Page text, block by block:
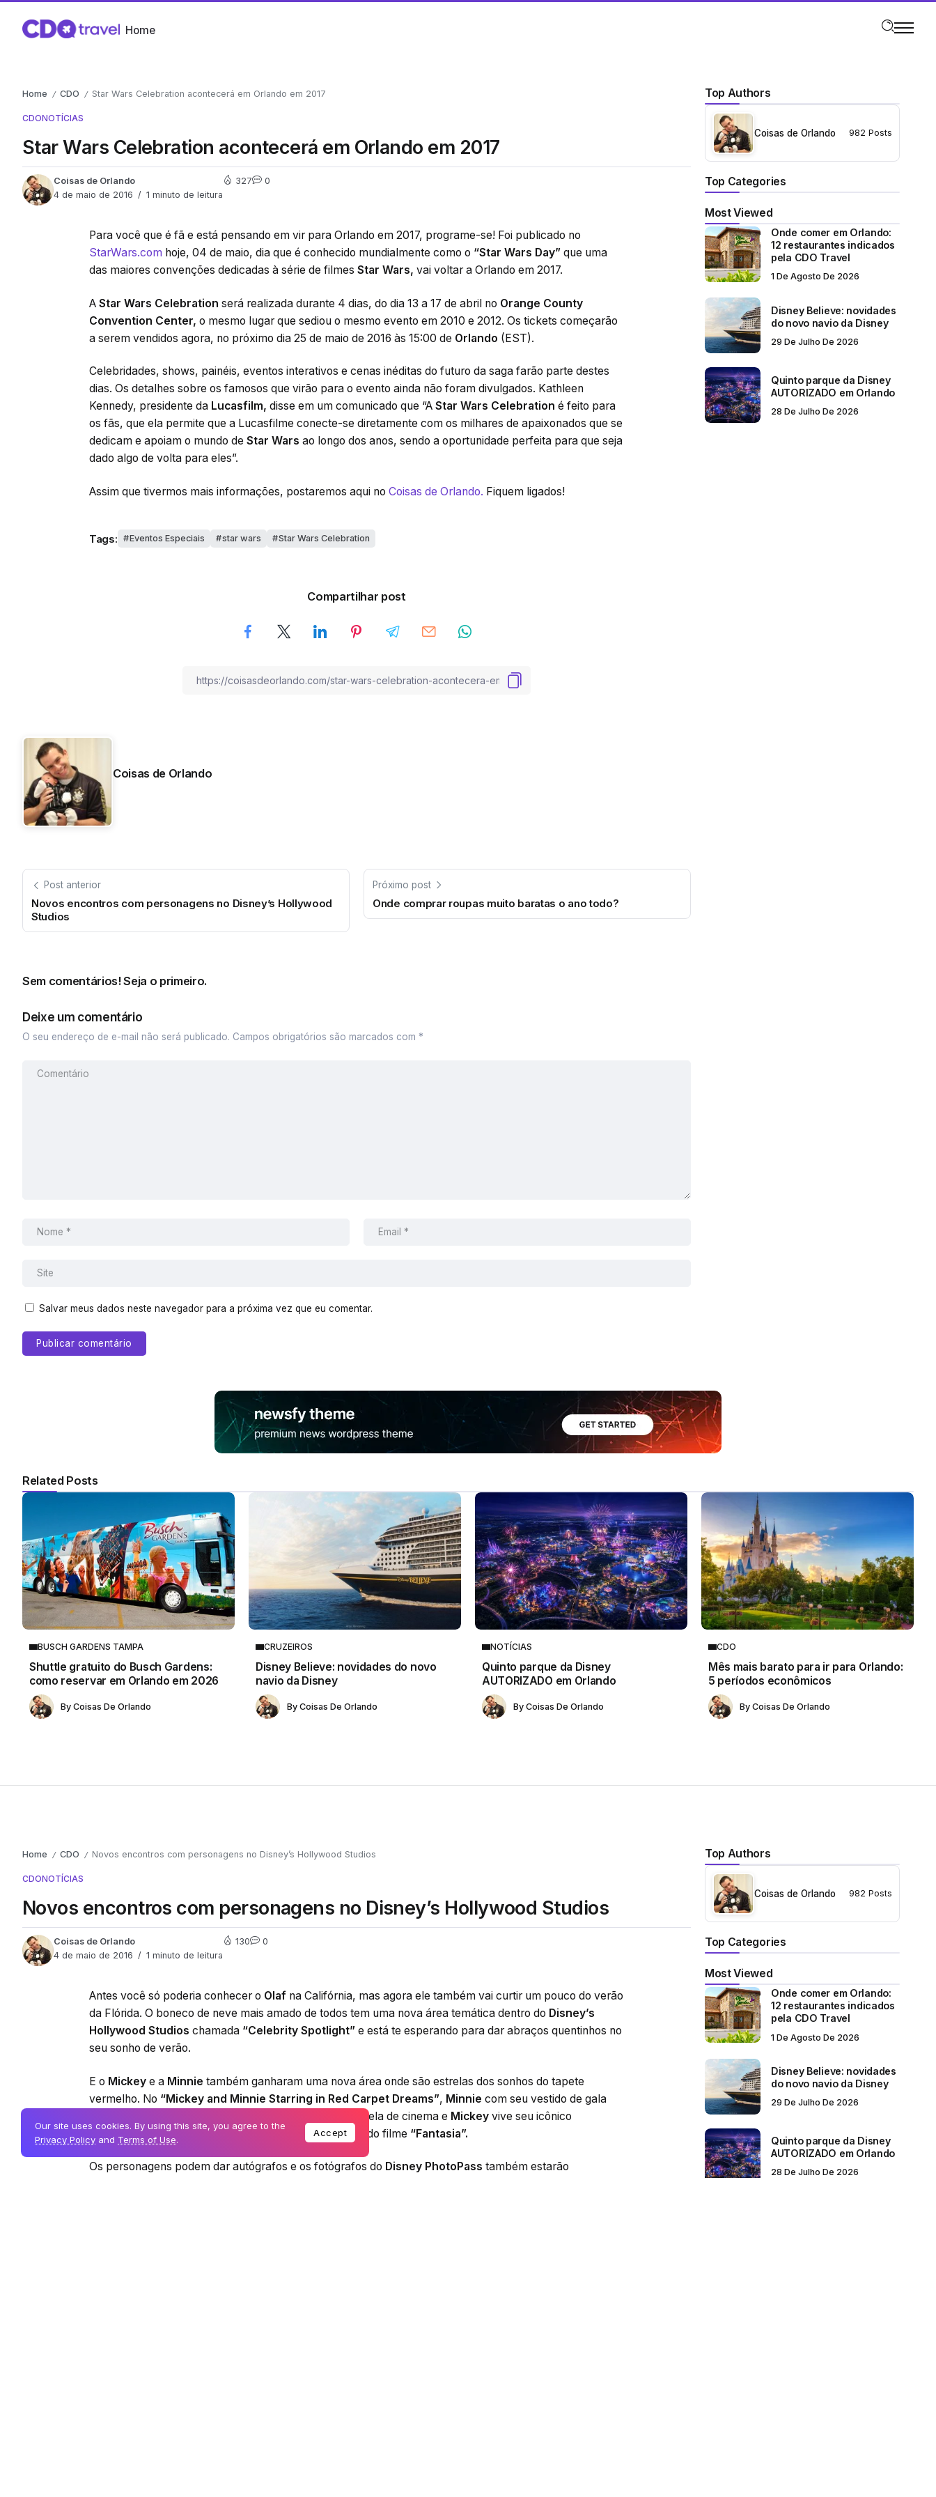
Home
Home / CDO / Star Wars Celebration acontecerá em Orlando em 2017
CDONOTÍCIAS
Star Wars Celebration acontecerá em Orlando em 2017
Coisas de Orlando
4 de maio de 2016
1 minuto de leitura
327 0
Para você que é fã e está pensando em vir para Orlando em 2017, programe-se! Foi publicado no
StarWars.com hoje, 04 de maio, dia que é conhecido mundialmente como o “Star Wars Day” que uma
das maiores convenções dedicadas à série de filmes Star Wars, vai voltar a Orlando em 2017.
A Star Wars Celebration será realizada durante 4 dias, do dia 13 a 17 de abril no Orange County
Convention Center, o mesmo lugar que sediou o mesmo evento em 2010 e 2012. Os tickets começarão
a serem vendidos agora, no próximo dia 25 de maio de 2016 às 15:00 de Orlando (EST).
Celebridades, shows, painéis, eventos interativos e cenas inéditas do futuro da saga farão parte destes
dias. Os detalhes sobre os famosos que virão para o evento ainda não foram divulgados. Kathleen
Kennedy, presidente da Lucasfilm, disse em um comunicado que “A Star Wars Celebration é feito para
os fãs, que ela permite que a Lucasfilme conecte-se diretamente com os milhares de apaixonados que se
dedicam e apoiam o mundo de Star Wars ao longo dos anos, sendo a oportunidade perfeita para que seja
dado algo de volta para eles”.
Assim que tivermos mais informações, postaremos aqui no Coisas de Orlando. Fiquem ligados!
Tags: Eventos Especiais star wars Star Wars Celebration
Compartilhar post
Coisas de Orlando
Post anterior
Novos encontros com personagens no Disney’s Hollywood
Studios
Próximo post
Onde comprar roupas muito baratas o ano todo?
Sem comentários! Seja o primeiro.
Deixe um comentário
O seu endereço de e-mail não será publicado. Campos obrigatórios são marcados com *
Salvar meus dados neste navegador para a próxima vez que eu comentar.
Top Authors
Coisas de Orlando 982 Posts
Top Categories
Most Viewed
Onde comer em Orlando:
12 restaurantes indicados
pela CDO Travel
1 De Agosto De 2026
Disney Believe: novidades
do novo navio da Disney
29 De Julho De 2026
Quinto parque da Disney
AUTORIZADO em Orlando
28 De Julho De 2026
Related Posts
BUSCH GARDENS TAMPA
Shuttle gratuito do Busch Gardens:
como reservar em Orlando em 2026
By Coisas De Orlando
CRUZEIROS
Disney Believe: novidades do novo
navio da Disney
By Coisas De Orlando
NOTÍCIAS
Quinto parque da Disney
AUTORIZADO em Orlando
By Coisas De Orlando
CDO
Mês mais barato para ir para Orlando:
5 períodos econômicos
By Coisas De Orlando
Home / CDO / Novos encontros com personagens no Disney’s Hollywood Studios
CDONOTÍCIAS
Novos encontros com personagens no Disney’s Hollywood Studios
Coisas de Orlando
4 de maio de 2016
1 minuto de leitura
130 0
Antes você só poderia conhecer o Olaf na Califórnia, mas agora ele também vai curtir um pouco do verão
da Flórida. O boneco de neve mais amado de todos tem uma nova área temática dentro do Disney’s
Hollywood Studios chamada “Celebrity Spotlight” e está te esperando para dar abraços quentinhos no
seu sonho de verão.
E o Mickey e a Minnie também ganharam uma nova área onde são estrelas dos sonhos do tapete
vermelho. No “Mickey and Minnie Starring in Red Carpet Dreams”, Minnie com seu vestido de gala
aparece em um ambiente glamuroso digno de uma estrela de cinema e Mickey vive seu icônico
personagem de Aprendiz de Feiticeiro na famosa cena do filme “Fantasia”.
Os personagens podem dar autógrafos e os fotógrafos do Disney PhotoPass também estarão
Top Authors
Coisas de Orlando 982 Posts
Top Categories
Most Viewed
Onde comer em Orlando:
12 restaurantes indicados
pela CDO Travel
1 De Agosto De 2026
Disney Believe: novidades
do novo navio da Disney
29 De Julho De 2026
Quinto parque da Disney
AUTORIZADO em Orlando
28 De Julho De 2026
Our site uses cookies. By using this site, you agree to the
Privacy Policy and Terms of Use.
Accept